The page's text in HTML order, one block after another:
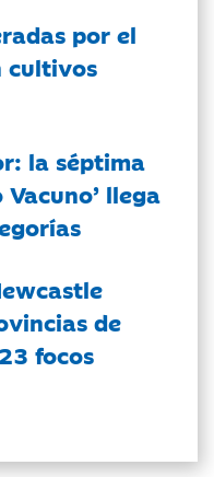
por el
cultivos
la séptima
llega
de
focos